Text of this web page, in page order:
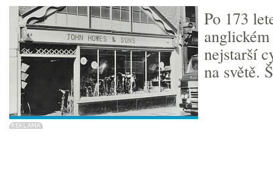
Po 173
nejstarší
na světě.